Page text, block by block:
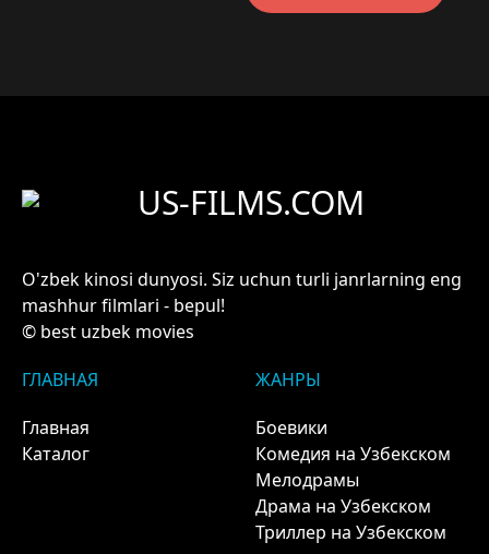
US-FILMS.COM
O'zbek kinosi dunyosi. Siz uchun turli janrlarning eng
mashhur filmlari - bepul!
© best uzbek movies
ГЛАВНАЯ
Главная
Каталог
ЖАНРЫ
Боевики
Комедия на Узбекском
Мелодрамы
Драма на Узбекском
Триллер на Узбекском